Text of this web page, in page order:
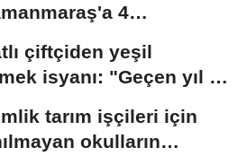
4
çiftçiden yeşil
isyanı: "Geçen yıl 45
tarım işçileri için
okulların